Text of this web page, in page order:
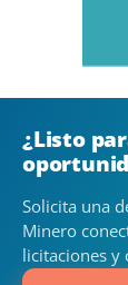
¿Listo
Solicita una
Minero
licitaciones